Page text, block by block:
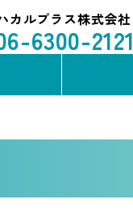
カルプラス株式会社
6300-2121